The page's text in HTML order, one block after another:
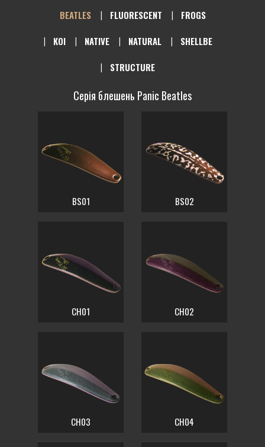
BEATLES FLUORESCENT
FROGS
KOI
NATIVE NATURAL
SHELLBE
STRUCTURE
Серія блешень Panic Beatles
BS01 BS02
CH01 CH02
CH03 CH04